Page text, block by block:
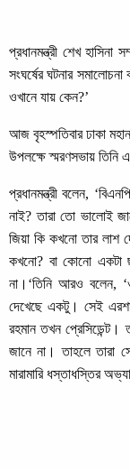
প্রধানমন্ত্রী শেখ হাসিনা
সংঘর্ষের ঘটনার
ওখানে যায় কেন?’
আজ বৃহস্পতিবার ঢাকা
উপলক্ষে স্মরণসভায় তিনি
প্রধানমন্ত্রী বলেন,
নাই? তারা তো ভালোই
জিয়া কি কখনো তার লাশ
কখনো? বা কোনো একটা
না।‘তিনি আরও বলেন,
দেখেছে একটু। সেই
রহমান তখন প্রেসিডেন্ট।
জানে না। তাহলে তারা
মারামারি ধস্তাধস্তির